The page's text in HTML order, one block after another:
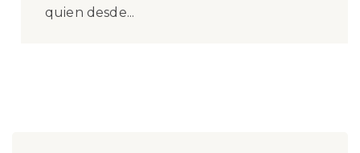
quien desde...